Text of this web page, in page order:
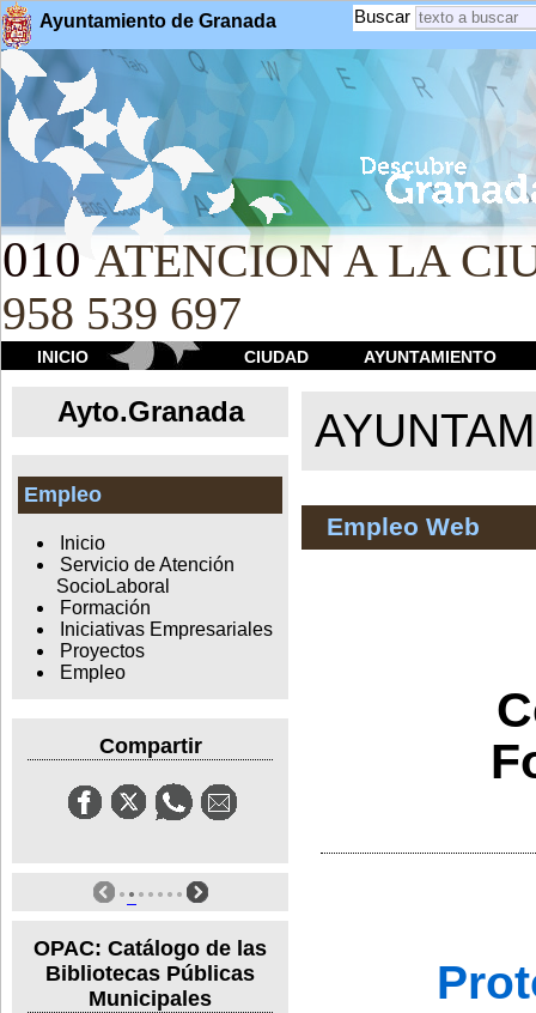
Ayuntamiento de Granada Buscar
010 ATENCION A LA
958 539 697
INICIO CIUDAD AYUNTAMIENTO
Ayto.Granada
Empleo
Inicio
Servicio de Atención
SocioLaboral
Formación
Iniciativas Empresariales
Proyectos
Empleo
Compartir
OPAC: Catálogo de las
Bibliotecas Públicas
Municipales
Empleo Web